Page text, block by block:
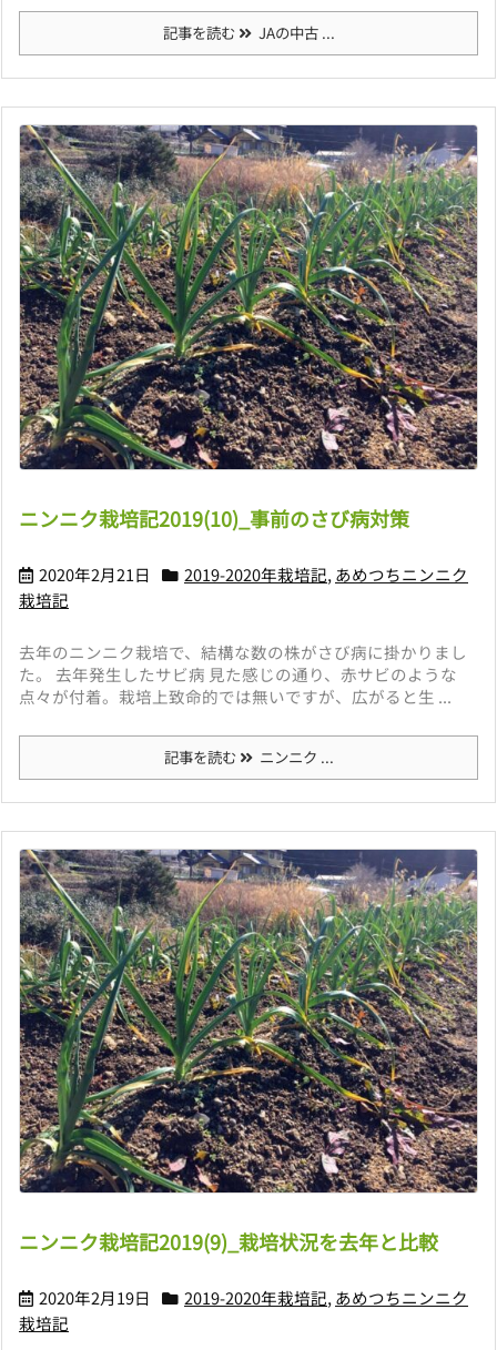
記事を読む JAの中古 ...
ニンニク栽培記2019(10)_事前のさび病対策
2020年2月21日 2019-2020年栽培記, あめつちニンニク
栽培記
去年のニンニク栽培で、結構な数の株がさび病に掛かりまし
た。 去年発生したサビ病 見た感じの通り、赤サビのような
点々が付着。栽培上致命的では無いですが、広がると生 ...
記事を読む ニンニク ...
ニンニク栽培記2019(9)_栽培状況を去年と比較
2020年2月19日 2019-2020年栽培記,あめつちニンニク
栽培記